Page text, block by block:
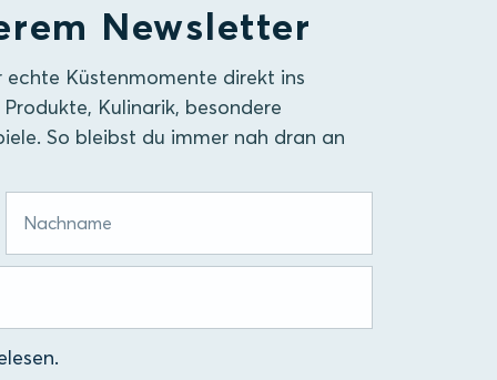
Newsletter
Küstenmomente direkt ins
Kulinarik, besondere
So bleibst du immer nah dran an